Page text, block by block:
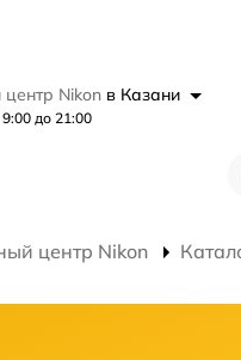
Nikon в Казани
до 21:00
центр Nikon